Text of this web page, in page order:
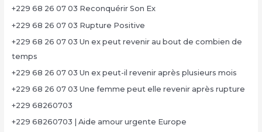
+229 68 26 07 03 Reconquérir Son Ex
+229 68 26 07 03 Rupture Positive
+229 68 26 07 03 Un ex peut revenir au bout de combien de
temps
+229 68 26 07 03 Un ex peut-il revenir après plusieurs mois
+229 68 26 07 03 Une femme peut elle revenir après rupture
+229 68260703
+229 68260703 | Aide amour urgente Europe